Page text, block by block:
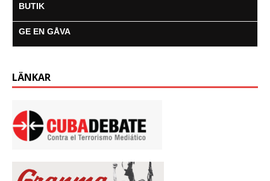
BUTIK
GE EN GÅVA
LÄNKAR